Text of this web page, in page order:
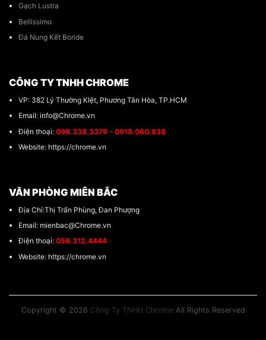
Gạch Lustra
Bellissimo
Đá Nung Kết Boride
CÔNG TY TNHH CHROME
VP: 382 Lý Thường KIệt, Phương Tân Hòa, TP.HCM
Email: info@Chrome.vn
Điện thoại: 098.338.3379 - 0918.060.838
Website: https://chrome.vn
VĂN PHÒNG MIÊN BẮC
Địa Chỉ:Thị Trấn Phùng, Đan Phượng
Email: mienbac@Chrome.vn
Điện thoại: 056.312.4444
Website: https://chrome.vn
Copyright © 2026 Công Ty TNHH ChromeAll Rights Reserved